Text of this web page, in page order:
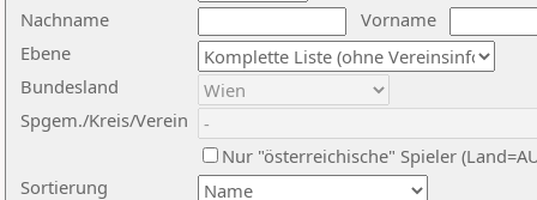
Nachname
Vorname
Ebene
Sortierung
Bundesland
Spgem./Kreis/Verein
Nur "österreichische" Spieler